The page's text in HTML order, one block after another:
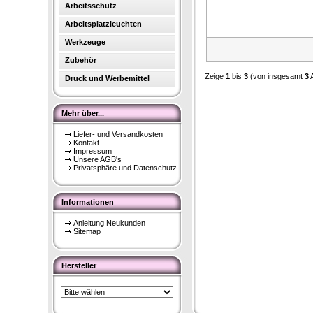
Arbeitsschutz
Arbeitsplatzleuchten
Werkzeuge
Zubehör
Druck und Werbemittel
Mehr über...
Liefer- und Versandkosten
Kontakt
Impressum
Unsere AGB's
Privatsphäre und Datenschutz
Informationen
Anleitung Neukunden
Sitemap
Hersteller
Zeige 1bis 3(von insgesamt 3